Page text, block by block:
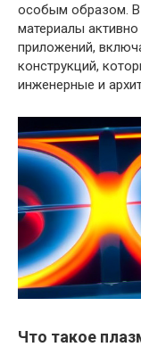
особым образом. В
материалы
приложений,
конструкций,
инженерные и
Что такое